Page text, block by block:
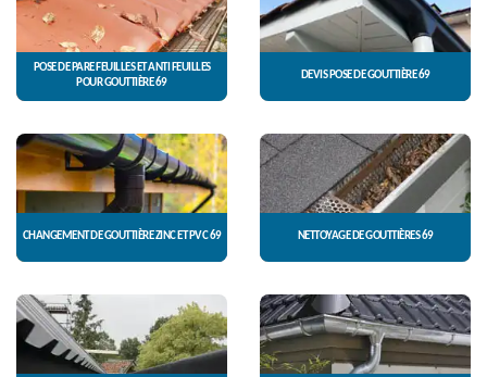
POSE DE PARE FEUILLES ET ANTI FEUILLES
POUR GOUTTIÈRE 69
DEVIS POSE DE GOUTTIÈRE 69
CHANGEMENT DE GOUTTIÈRE ZINC ET PVC 69 NETTOYAGE DE GOUTTIÈRES 69